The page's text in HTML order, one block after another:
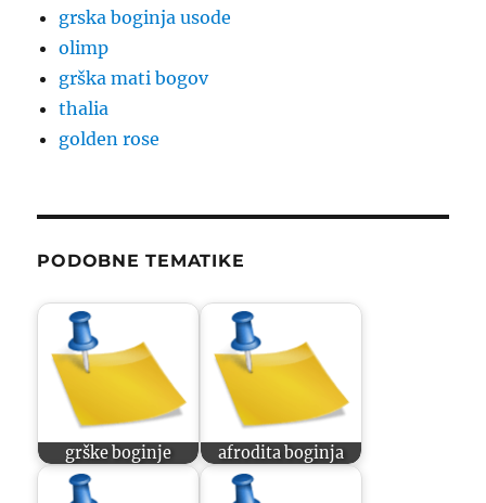
grska boginja usode
olimp
grška mati bogov
thalia
golden rose
PODOBNE TEMATIKE
grške boginje afrodita boginja